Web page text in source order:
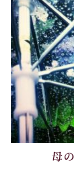
母